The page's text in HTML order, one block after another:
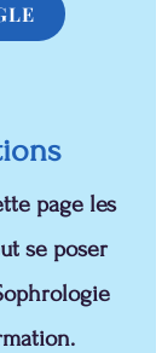
page les
se poser